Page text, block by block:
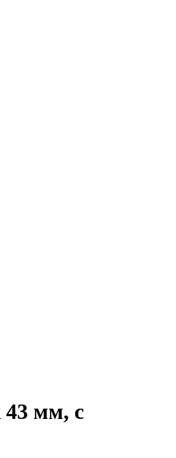
43 мм, с